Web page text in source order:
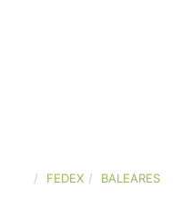
FEDEX BALEARES